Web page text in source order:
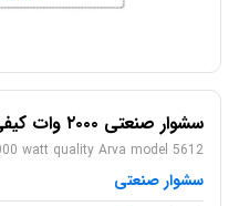
سشوار صنعتی ۲۰۰۰ وات کیفی آروا مدل ۵۶۱۲
watt quality Arva model 5612
سشوار صنعتی